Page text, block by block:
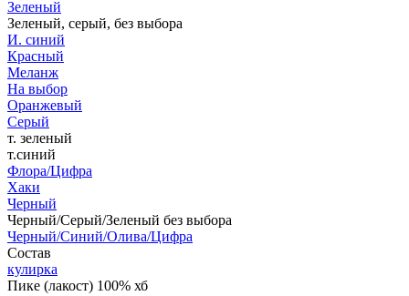
Зеленый
Зеленый, серый, без выбора
И. синий
Красный
Меланж
На выбор
Оранжевый
Серый
т. зеленый
т.синий
Флора/Цифра
Хаки
Черный
Черный/Серый/Зеленый без выбора
Черный/Синий/Олива/Цифра
Состав
кулирка
Пике (лакост) 100% хб